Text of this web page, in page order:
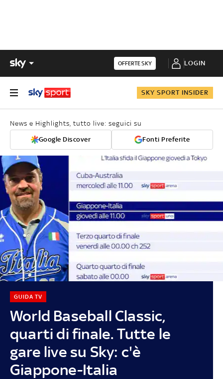
OFFERTE SKY LOGIN
SKY SPORT INSIDER
News e Highlights, tutto live: seguici su
Google Discover Fonti Preferite
World Baseball Classic,
quarti di finale. Tutte le
gare live su Sky: c'è
Giappone-Italia
GUIDA TV